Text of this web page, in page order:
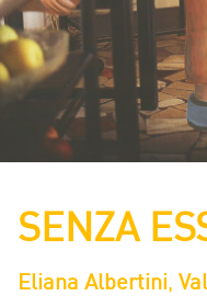
SENZA
Eliana Albertini,